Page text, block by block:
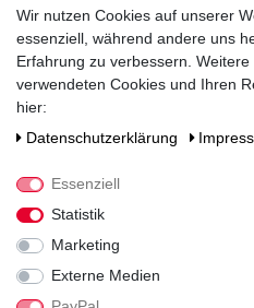
Wir nutzen Cookies auf unserer
essenziell, während andere uns
Erfahrung zu verbessern.
verwendeten Cookies und Ihren
hier:
Daten­schutz­erklärung
Essenziell
Statistik
Marketing
Externe Medien